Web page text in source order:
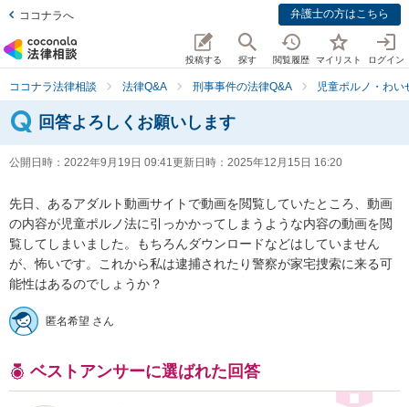
ココナラへ 弁護士の方はこちら
投稿する 探す 閲覧履歴 マイリスト ログイン
ココナラ法律相談 法律Q&A 刑事事件の法律Q&A 児童ポルノ・わ
回答よろしくお願いします
公開日時： 2022年9月19日 09:41更新日時： 2025年12月15日 16:20
先日、あるアダルト動画サイトで動画を閲覧していたところ、動画
の内容が児童ポルノ法に引っかかってしまうような内容の動画を閲
覧してしまいました。もちろんダウンロードなどはしていません
が、怖いです。これから私は逮捕されたり警察が家宅捜索に来る可
能性はあるのでしょうか？
匿名希望 さん
ベストアンサーに選ばれた回答